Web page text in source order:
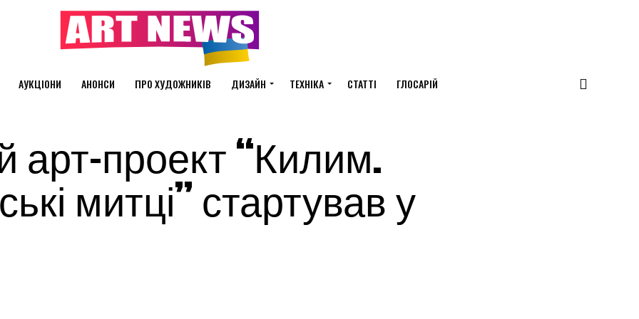
АУКЦІОНИ АНОНСИ ПРО ХУДОЖНИКІВ ДИЗАЙН ТЕХНІКА СТАТТІ ГЛОСАРІЙ
арт-проект “Килим.
митці” стартував у